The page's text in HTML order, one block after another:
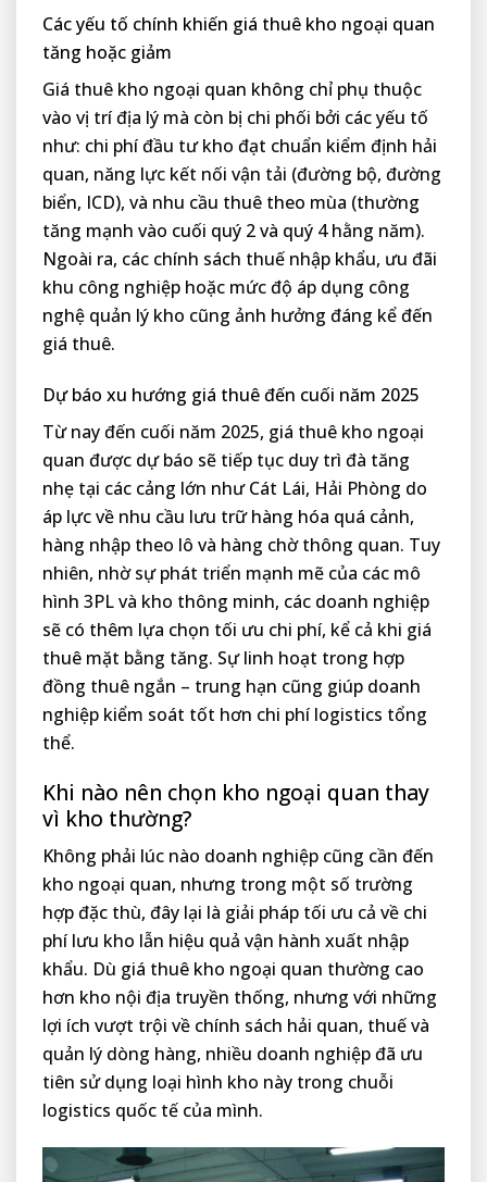
Các yếu tố chính khiến giá thuê kho ngoại quan
tăng hoặc giảm
Giá thuê kho ngoại quan không chỉ phụ thuộc
vào vị trí địa lý mà còn bị chi phối bởi các yếu tố
như: chi phí đầu tư kho đạt chuẩn kiểm định hải
quan, năng lực kết nối vận tải (đường bộ, đường
biển, ICD), và nhu cầu thuê theo mùa (thường
tăng mạnh vào cuối quý 2 và quý 4 hằng năm).
Ngoài ra, các chính sách thuế nhập khẩu, ưu đãi
khu công nghiệp hoặc mức độ áp dụng công
nghệ quản lý kho cũng ảnh hưởng đáng kể đến
giá thuê.
Dự báo xu hướng giá thuê đến cuối năm 2025
Từ nay đến cuối năm 2025, giá thuê kho ngoại
quan được dự báo sẽ tiếp tục duy trì đà tăng
nhẹ tại các cảng lớn như Cát Lái, Hải Phòng do
áp lực về nhu cầu lưu trữ hàng hóa quá cảnh,
hàng nhập theo lô và hàng chờ thông quan. Tuy
nhiên, nhờ sự phát triển mạnh mẽ của các mô
hình 3PL và kho thông minh, các doanh nghiệp
sẽ có thêm lựa chọn tối ưu chi phí, kể cả khi giá
thuê mặt bằng tăng. Sự linh hoạt trong hợp
đồng thuê ngắn – trung hạn cũng giúp doanh
nghiệp kiểm soát tốt hơn chi phí logistics tổng
thể.
Khi nào nên chọn kho ngoại quan thay
vì kho thường?
Không phải lúc nào doanh nghiệp cũng cần đến
kho ngoại quan, nhưng trong một số trường
hợp đặc thù, đây lại là giải pháp tối ưu cả về chi
phí lưu kho lẫn hiệu quả vận hành xuất nhập
khẩu. Dù giá thuê kho ngoại quan thường cao
hơn kho nội địa truyền thống, nhưng với những
lợi ích vượt trội về chính sách hải quan, thuế và
quản lý dòng hàng, nhiều doanh nghiệp đã ưu
tiên sử dụng loại hình kho này trong chuỗi
logistics quốc tế của mình.